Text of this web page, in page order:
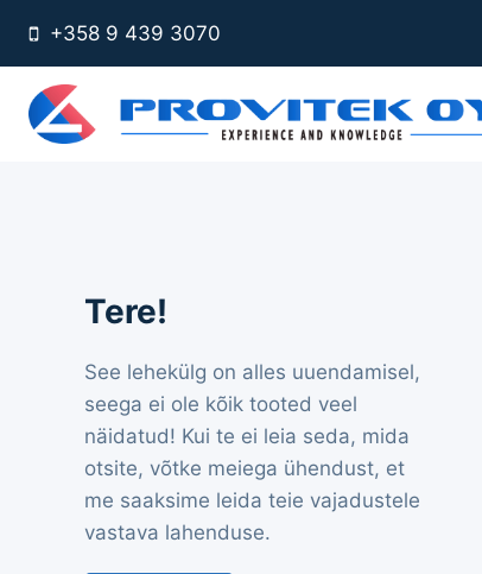
content
+358 9 439 3070
Tere!
See lehekülg on alles uuendamisel,
seega ei ole kõik tooted veel
näidatud! Kui te ei leia seda, mida
otsite, võtke meiega ühendust, et
me saaksime leida teie vajadustele
vastava lahenduse.